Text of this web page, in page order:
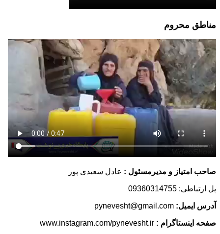
مناطق محروم
صاحب امتیاز و مدیرمسئول : عادل سعیدی پور
پل ارتباطی: 09360314755
آدرس ایمیل:
صفحه اینستاگرام :